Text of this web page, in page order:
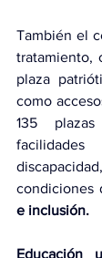
También el
tratamiento,
plaza
como
135
condiciones
e inclusión.
Educación